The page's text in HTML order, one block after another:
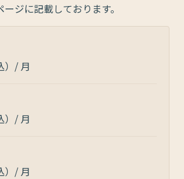
ジに記載しております。
）/ 月
）/ 月
）/ 月